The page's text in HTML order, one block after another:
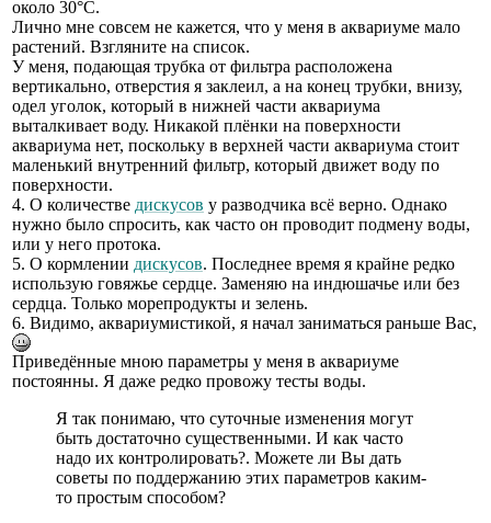
около 30°С.
Лично мне совсем не кажется, что у меня в аквариуме мало
растений. Взгляните на список.
У меня, подающая трубка от фильтра расположена
вертикально, отверстия я заклеил, а на конец трубки, внизу,
одел уголок, который в нижней части аквариума
выталкивает воду. Никакой плёнки на поверхности
аквариума нет, поскольку в верхней части аквариума стоит
маленький внутренний фильтр, который движет воду по
поверхности.
4. О количестве дискусов у разводчика всё верно. Однако
нужно было спросить, как часто он проводит подмену воды,
или у него протока.
5. О кормлении дискусов. Последнее время я крайне редко
использую говяжье сердце. Заменяю на индюшачье или без
сердца. Только морепродукты и зелень.
6. Видимо, аквариумистикой, я начал заниматься раньше Вас,
Приведённые мною параметры у меня в аквариуме
постоянны. Я даже редко провожу тесты воды.
Я так понимаю, что суточные изменения могут
быть достаточно существенными. И как часто
надо их контролировать?. Можете ли Вы дать
советы по поддержанию этих параметров каким-
то простым способом?